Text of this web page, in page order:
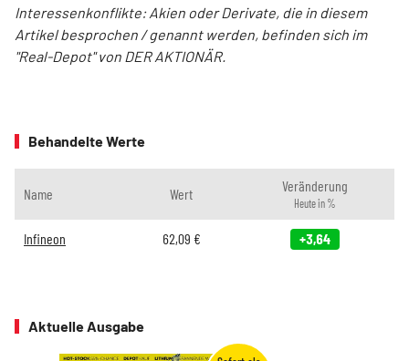
Interessenkonflikte: Akien oder Derivate, die in diesem
Artikel besprochen / genannt werden, befinden sich im
"Real-Depot" von DER AKTIONÄR.
Behandelte Werte
Name Wert Veränderung
Heute in %
Infineon 62,09 € +3,64
Aktuelle Ausgabe